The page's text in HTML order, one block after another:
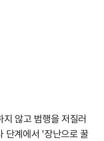
않고 범행을 저질러
단계에서 '장난으로 꿀